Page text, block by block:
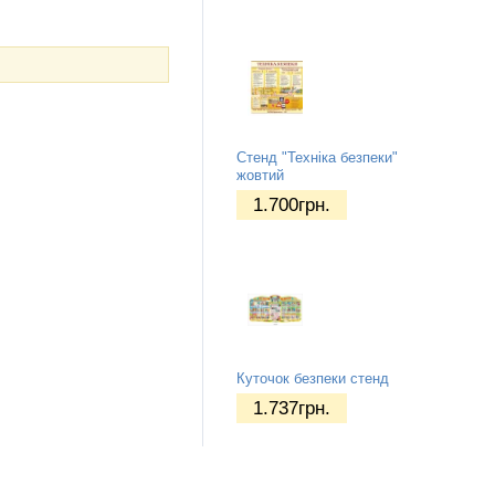
Стенд "Техніка безпеки"
жовтий
1.700грн.
Куточок безпеки стенд
1.737грн.